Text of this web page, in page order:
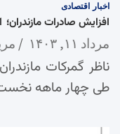
اخبار اقتصادی
افزایش صادرات مازندران؛ 661 هزار تن کالا به 39 کشور جهان
مرداد ۱۱, ۱۴۰۳
طی چهار ماهه